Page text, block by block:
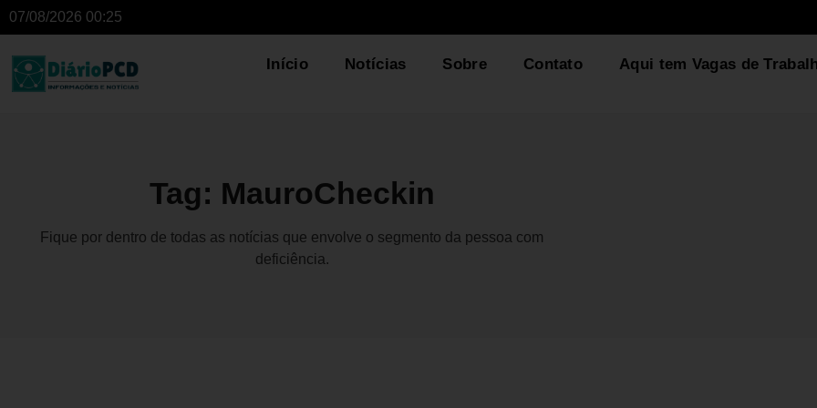
07/08/2026 00:25
Início Notícias Sobre Contato Aqui tem Vagas de
Tag: MauroCheckin
Fique por dentro de todas as notícias que envolve o segmento da pessoa com
deficiência.